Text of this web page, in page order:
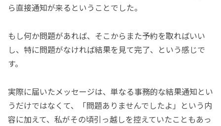
ら直接通知が来るということでした。
もし何か問題があれば、そこからまた予約を取ればいい
し、特に問題がなければ結果を見て完了、という感じで
す。
実際に届いたメッセージは、単なる事務的な結果通知とい
うだけではなくて、「問題ありませんでしたよ」という内
容に加えて、私がその頃引っ越しを控えていたこともあっ